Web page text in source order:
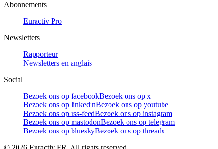
Abonnements
Euractiv Pro
Newsletters
Rapporteur
Newsletters en anglais
Social
Bezoek ons op facebookBezoek ons op x
Bezoek ons op linkedinBezoek ons op youtube
Bezoek ons op rss-feedBezoek ons op instagram
Bezoek ons op mastodonBezoek ons op telegram
Bezoek ons op blueskyBezoek ons op threads